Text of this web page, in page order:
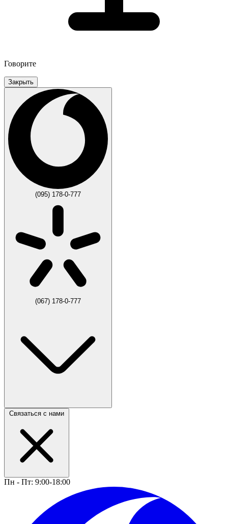
Говорите
Закрыть
(095) 178-0-777
(067) 178-0-777
Связаться с нами
Пн - Пт: 9:00-18:00